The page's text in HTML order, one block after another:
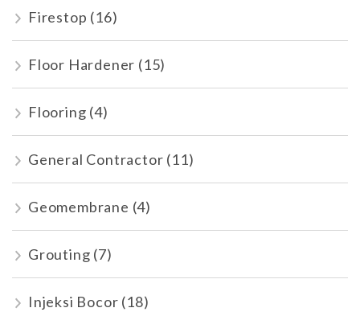
Firestop (16)
Floor Hardener (15)
Flooring (4)
General Contractor (11)
Geomembrane (4)
Grouting (7)
Injeksi Bocor (18)